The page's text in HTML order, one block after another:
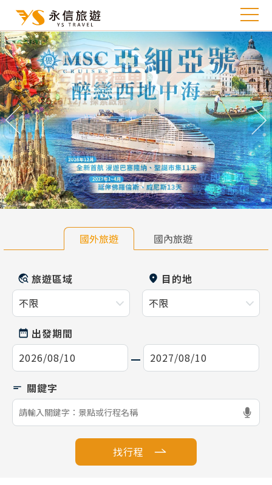
往前 往
國外旅遊 國內旅遊
旅遊區域 目的地
出發期間
找行程